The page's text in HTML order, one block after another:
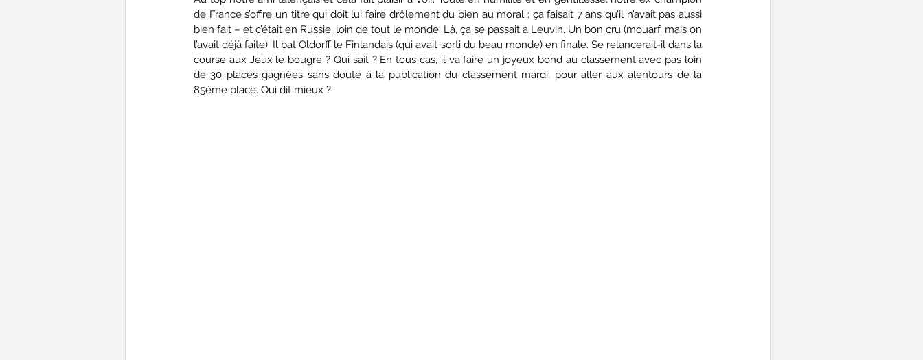
de France s’offre un titre qui doit lui faire drôlement du bien au moral : ça faisait 7 ans qu’il n’avait pas aussi
bien fait – et c’était en Russie, loin de tout le monde. Là, ça se passait à Leuvin. Un bon cru (mouarf, mais on
l’avait déjà faite). Il bat Oldorff le Finlandais (qui avait sorti du beau monde) en finale. Se relancerait-il dans la
course aux Jeux le bougre ? Qui sait ? En tous cas, il va faire un joyeux bond au classement avec pas loin
de 30 places gagnées sans doute à la publication du classement mardi, pour aller aux alentours de la
85ème place. Qui dit mieux ?